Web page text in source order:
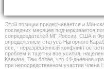
Этой позиции придерживается и
последних месяцев подчеркивается
сопредседателей МГ России, США и
определением статуса Нагорного
все, - неразрешенный конфликт
проблем и тщетны все усилия,
Кавказе. Тем более, что 44-дневная
при непосредственном участии члена